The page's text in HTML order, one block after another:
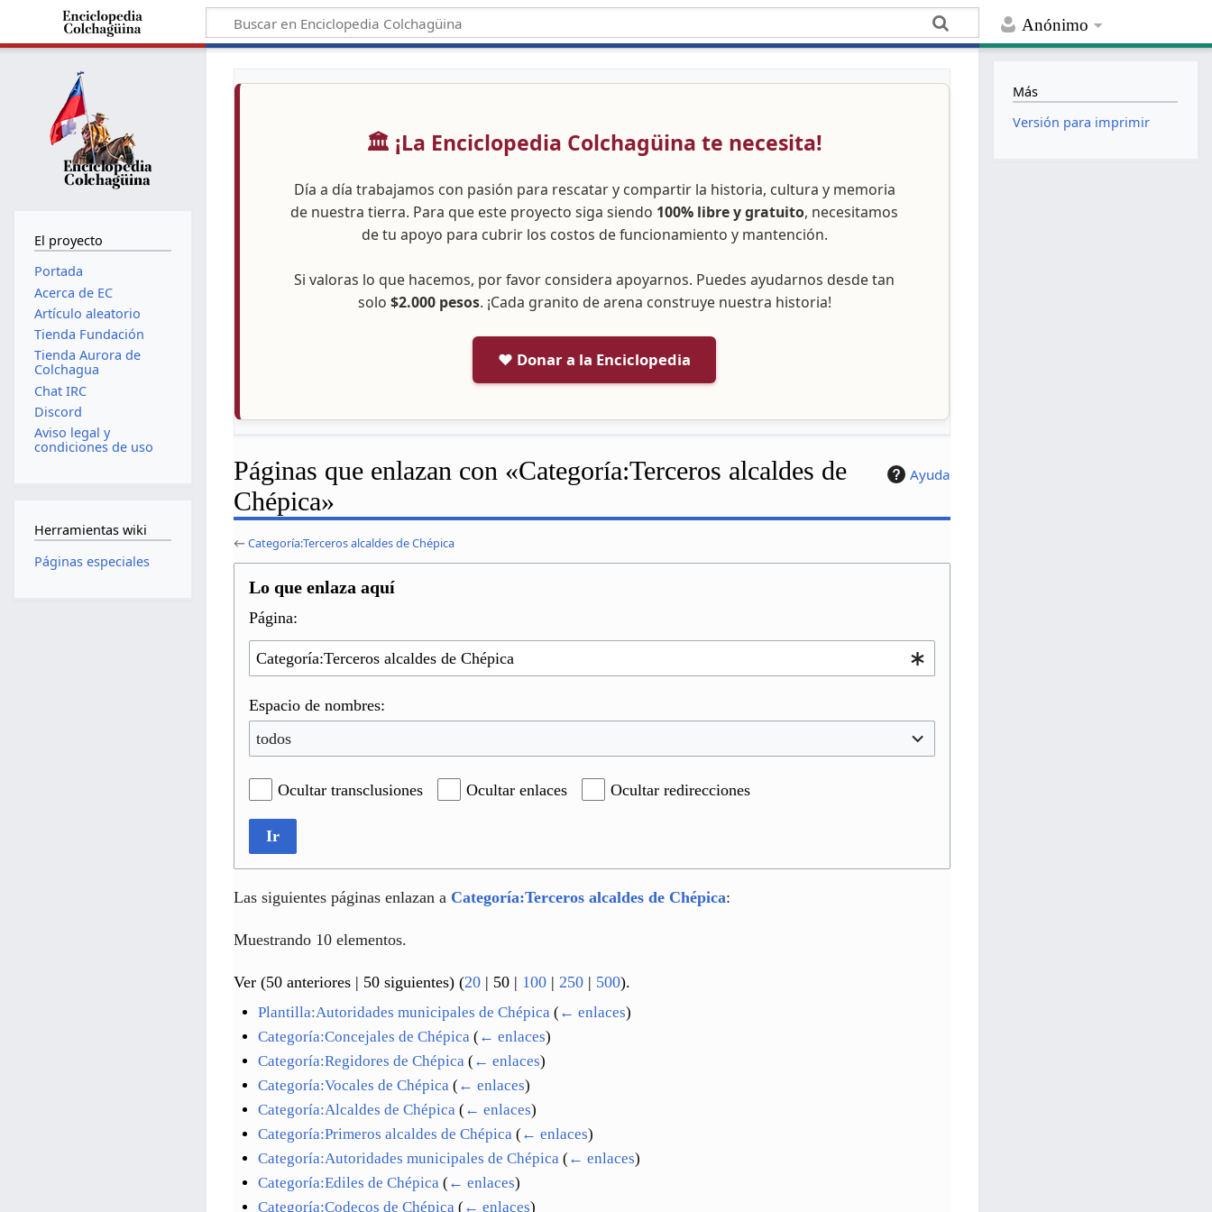
Anónimo
🏛️ ¡La Enciclopedia Colchagüina te necesita!
Día a día trabajamos con pasión para rescatar y compartir la historia, cultura y memoria
de nuestra tierra. Para que este proyecto siga siendo 100% libre y gratuito, necesitamos
de tu apoyo para cubrir los costos de funcionamiento y mantención.
Si valoras lo que hacemos, por favor considera apoyarnos. Puedes ayudarnos desde tan
solo $2.000 pesos. ¡Cada granito de arena construye nuestra historia!
❤️ Donar a la Enciclopedia
Ayuda
Páginas que enlazan con «Categoría:Terceros alcaldes de
Chépica»
←Categoría:Terceros alcaldes de Chépica
Lo que enlaza aquí
Página:
Espacio de nombres:
todos
Ocultar transclusiones Ocultar enlaces Ocultar redirecciones
Ir
Las siguientes páginas enlazan a Categoría:Terceros alcaldes de Chépica:
Muestrando 10 elementos.
Ver (50 anteriores | 50 siguientes) (20 | 50 | 100 | 250 | 500).
Plantilla:Autoridades municipales de Chépica ( ← enlaces)
Categoría:Concejales de Chépica ( ← enlaces)
Categoría:Regidores de Chépica ( ← enlaces)
Categoría:Vocales de Chépica ( ← enlaces)
Categoría:Alcaldes de Chépica ( ← enlaces)
Categoría:Primeros alcaldes de Chépica ( ← enlaces)
Categoría:Autoridades municipales de Chépica ( ← enlaces)
Categoría:Ediles de Chépica ( ← enlaces)
Categoría:Codecos de Chépica ( ← enlaces)
El proyecto
Portada
Acerca de EC
Artículo aleatorio
Tienda Fundación
Tienda Aurora de
Colchagua
Chat IRC
Discord
Aviso legal y
condiciones de uso
Herramientas wiki
Páginas especiales
Más
Versión para imprimir